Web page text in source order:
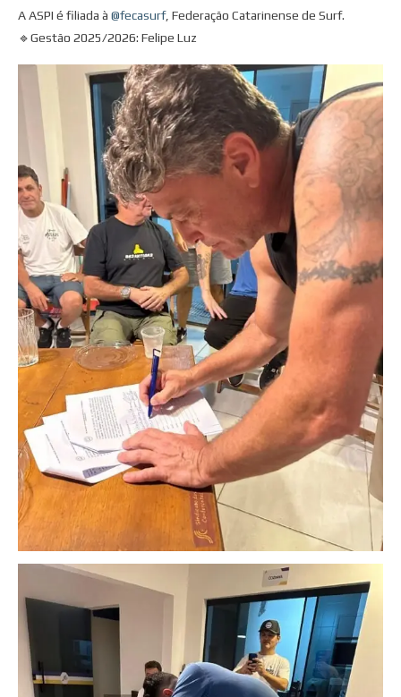
A ASPI é filiada à @fecasurf, Federação Catarinense de Surf.
🔹️Gestão 2025/2026: Felipe Luz